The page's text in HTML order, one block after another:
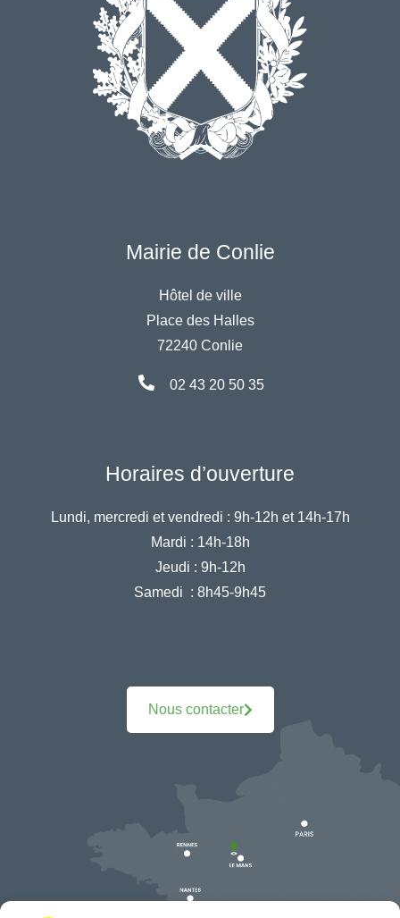
Mairie de Conlie
Hôtel de ville
Place des Halles
72240 Conlie
02 43 20 50 35
Horaires d’ouverture
Lundi, mercredi et vendredi : 9h-12h et 14h-17h
Mardi : 14h-18h
Jeudi : 9h-12h
Samedi : 8h45-9h45
Nous contacter